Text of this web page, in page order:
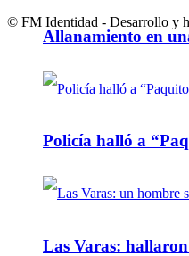
Allanamiento en
Policía halló a
Las Varas:
© FM Identidad - Desarrollo y